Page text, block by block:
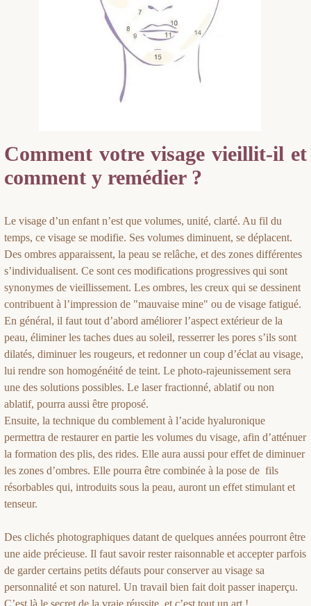
Comment votre visage vieillit-il et
comment y remédier ?
Le visage d’un enfant n’est que volumes, unité, clarté. Au fil du
temps, ce visage se modifie. Ses volumes diminuent, se déplacent.
Des ombres apparaissent, la peau se relâche, et des zones différentes
s’individualisent. Ce sont ces modifications progressives qui sont
synonymes de vieillissement. Les ombres, les creux qui se dessinent
contribuent à l’impression de "mauvaise mine" ou de visage fatigué.
En général, il faut tout d’abord améliorer l’aspect extérieur de la
peau, éliminer les taches dues au soleil, resserrer les pores s’ils sont
dilatés, diminuer les rougeurs, et redonner un coup d’éclat au visage,
lui rendre son homogénéité de teint. Le photo-rajeunissement sera
une des solutions possibles. Le laser fractionné, ablatif ou non
ablatif, pourra aussi être proposé.
Ensuite, la technique du comblement à l’acide hyaluronique
permettra de restaurer en partie les volumes du visage, afin d’atténuer
la formation des plis, des rides. Elle aura aussi pour effet de diminuer
les zones d’ombres. Elle pourra être combinée à la pose de fils
résorbables qui, introduits sous la peau, auront un effet stimulant et
tenseur.
Des clichés photographiques datant de quelques années pourront être
une aide précieuse. Il faut savoir rester raisonnable et accepter parfois
de garder certains petits défauts pour conserver au visage sa
personnalité et son naturel. Un travail bien fait doit passer inaperçu.
C’est là le secret de la vraie réussite, et c’est tout un art !